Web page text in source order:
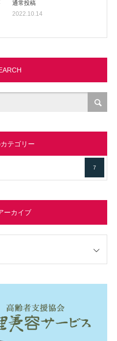
通常投稿
2022.10.14
テゴリー
7
ーカイブ